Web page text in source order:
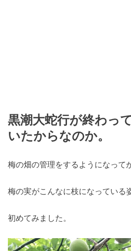
黒潮大蛇行が終わっ
いたからなのか。
梅の畑の管理をするようになって
梅の実がこんなに枝になっている
初めてみました。